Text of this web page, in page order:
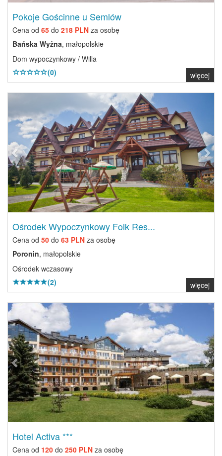
Pokoje Gościnne u Semlów
Cena od 65 do 218 PLN za osobę
Bańska Wyżna, małopolskie
Dom wypoczynkowy / Willa
(0)
więcej
Ośrodek Wypoczynkowy Folk Res...
Cena od 50 do 63 PLN za osobę
Poronin, małopolskie
Ośrodek wczasowy
(2)
więcej
Previous Next
Hotel Activa ***
Cena od 120 do 250 PLN za osobę